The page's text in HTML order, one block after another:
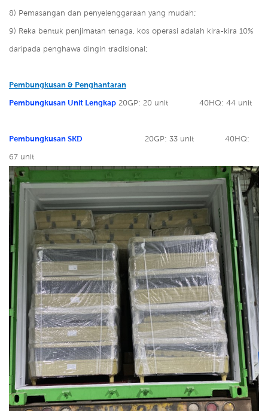
8) Pemasangan dan penyelenggaraan yang mudah;
9) Reka bentuk penjimatan tenaga, kos operasi adalah kira-kira 10%
daripada penghawa dingin tradisional;
Pembungkusan & Penghantaran
Pembungkusan Unit Lengkap 20GP: 20 unit 40HQ: 44 unit
Pembungkusan SKD 20GP: 33 unit 40HQ:
67 unit